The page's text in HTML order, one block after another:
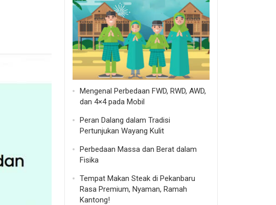
Mengenal Perbedaan FWD, RWD, AWD,
dan 4×4 pada Mobil
Peran Dalang dalam Tradisi
Pertunjukan Wayang Kulit
Perbedaan Massa dan Berat dalam
Fisika
Tempat Makan Steak di Pekanbaru
Rasa Premium, Nyaman, Ramah
Kantong!